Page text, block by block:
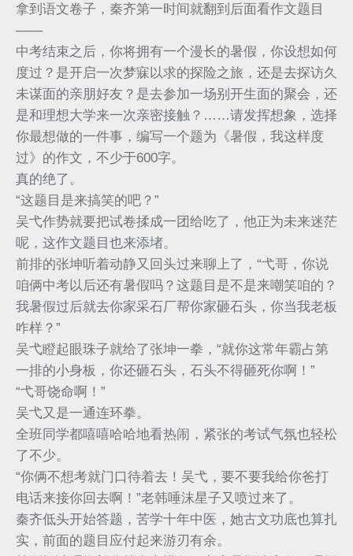
拿到语文卷子，秦齐第一时间就翻到后面看作文题目
——
中考结束之后，你将拥有一个漫长的暑假，你设想如何
度过？是开启一次梦寐以求的探险之旅，还是去探访久
未谋面的亲朋好友？是去参加一场别开生面的聚会，还
是和理想大学来一次亲密接触？……请发挥想象，选择
你最想做的一件事，编写一个题为《暑假，我这样度
过》的作文，不少于600字。
真的绝了。
“这题目是来搞笑的吧？”
吴弋作势就要把试卷揉成一团给吃了，他正为未来迷茫
呢，这作文题目也来添堵。
前排的张坤听着动静又回头过来聊上了，“弋哥，你说
咱俩中考以后还有暑假吗？这题目是不是来嘲笑咱的？
我暑假过后就去你家采石厂帮你家砸石头，你当我老板
咋样？”
吴弋瞪起眼珠子就给了张坤一拳，“就你这常年霸占第
一排的小身板，你还砸石头，石头不得砸死你啊！”
“弋哥饶命啊！”
吴弋又是一通连环拳。
全班同学都嘻嘻哈哈地看热闹，紧张的考试气氛也轻松
了不少。
“你俩不想考就门口待着去！吴弋，要不要我给你爸打
电话来接你回去啊！”老韩唾沫星子又喷过来了。
秦齐低头开始答题，苦学十年中医，她古文功底也算扎
实，前面的题目应付起来游刃有余。